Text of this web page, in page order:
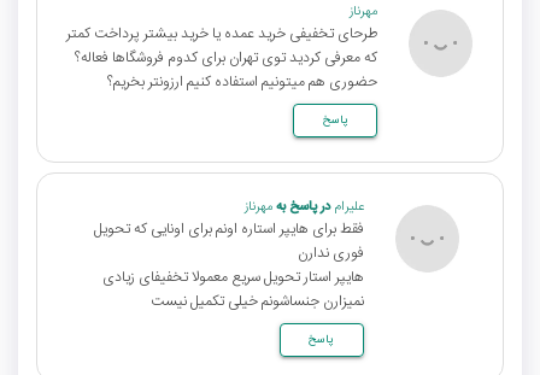
مهرناز
طرحای تخفیفی خرید عمده یا خرید بیشتر پرداخت کمتر
که معرفی کردید توی تهران برای کدوم فروشگاها فعاله؟
حضوری هم میتونیم استفاده کنیم ارزونتر بخریم؟
پاسخ
علیرامدر پاسخ بهمهرناز
فقط برای هایپر استاره اونم برای اونایی که تحویل
فوری ندارن
هایپر استار تحویل سریع معمولا تخفیفای زیادی
نمیزارن جنساشونم خیلی تکمیل نیست
پاسخ